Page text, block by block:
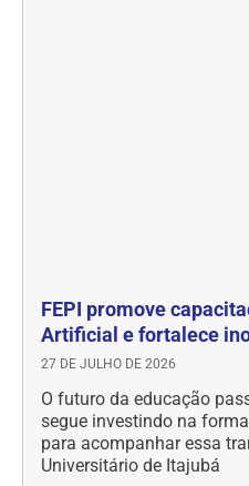
FEPI promove
Artificial e fortalece
27 DE JULHO DE 2026
O futuro da educação
segue investindo na
para acompanhar essa
Universitário de Itajubá